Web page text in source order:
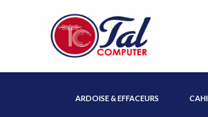
ARDOISE & EFFACEURS